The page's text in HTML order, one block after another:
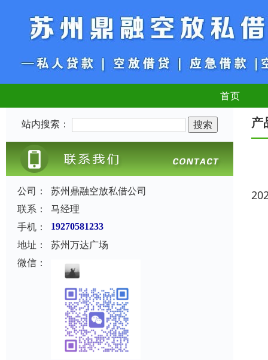
首页
站内搜索：
公司：
苏州鼎融空放私借公司
联系：
马经理
手机：
19270581233
地址：
苏州万达广场
微信：
产